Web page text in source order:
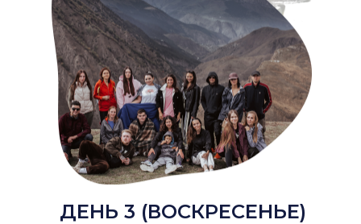
ДЕНЬ 3 (ВОСКРЕСЕНЬЕ)